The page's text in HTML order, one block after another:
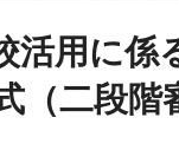
用に係
（二段階